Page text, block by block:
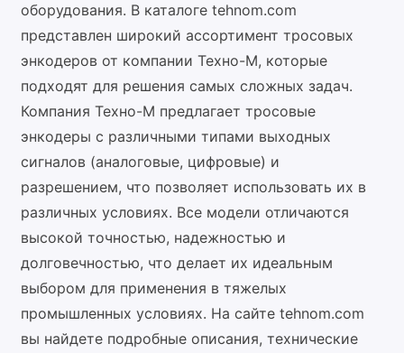
оборудования. В каталоге tehnom.com
представлен широкий ассортимент тросовых
энкодеров от компании Техно-М, которые
подходят для решения самых сложных задач.
Компания Техно-М предлагает тросовые
энкодеры с различными типами выходных
сигналов (аналоговые, цифровые) и
разрешением, что позволяет использовать их в
различных условиях. Все модели отличаются
высокой точностью, надежностью и
долговечностью, что делает их идеальным
выбором для применения в тяжелых
промышленных условиях. На сайте tehnom.com
вы найдете подробные описания, технические